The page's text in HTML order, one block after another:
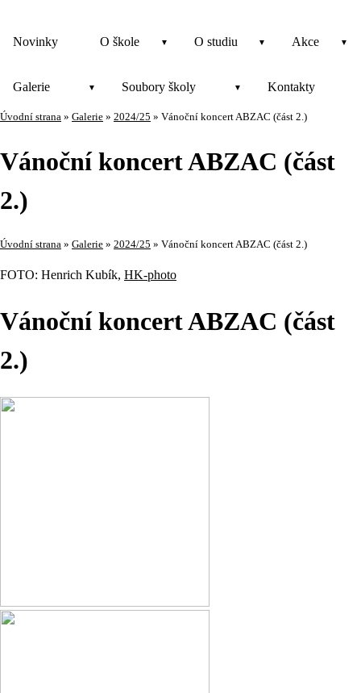
Novinky O škole O studiu Akce
Galerie Soubory školy Kontakty
Úvodní strana » Galerie » 2024/25 » Vánoční koncert ABZAC (část 2.)
Vánoční koncert ABZAC (část
2.)
Úvodní strana » Galerie » 2024/25 » Vánoční koncert ABZAC (část 2.)
FOTO: Henrich Kubík, HK-photo
Vánoční koncert ABZAC (část
2.)